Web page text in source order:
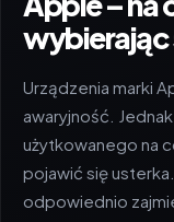
wybierając
Urządzenia marki
awaryjność.
użytkowanego na
pojawić się
odpowiednio